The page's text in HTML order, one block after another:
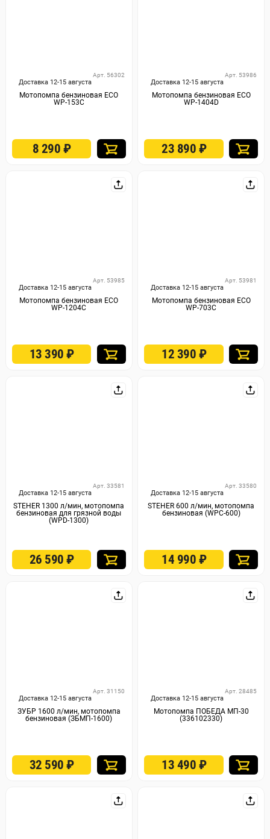
Доставка 12-15 августа
Арт. 56302
Мотопомпа бензиновая ECO
WP-153C
8 290 ₽
Доставка 12-15 августа
Арт. 53986
Мотопомпа бензиновая ECO
WP-1404D
23 890 ₽
Доставка 12-15 августа
Арт. 53985
Мотопомпа бензиновая ECO
WP-1204C
13 390₽
Доставка 12-15 августа
Арт. 53981
Мотопомпа бензиновая ECO
WP-703C
12 390 ₽
Доставка 12-15 августа
Арт. 33581
STEHER 1300 л/мин, мотопомпа
бензиновая для грязной воды
(WPD-1300)
26 590₽
Доставка 12-15 августа
Арт. 33580
STEHER 600 л/мин, мотопомпа
бензиновая (WPC-600)
14 990 ₽
Доставка 12-15 августа
Арт. 31150
ЗУБР 1600 л/мин, мотопомпа
бензиновая (ЗБМП-1600)
32 590₽
Доставка 12-15 августа
Арт. 28485
Мотопомпа ПОБЕДА МП-30
(336102330)
13 490 ₽